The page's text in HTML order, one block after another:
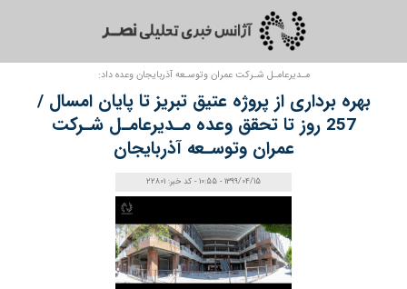
مـدیرعامـل شـرکت عمران وتوسـعه آذربایجان وعده داد:
بهره برداری از پروژه عتیق تبریز تا پایان امسال /
257 روز تا تحقق وعده مـدیرعامـل شـرکت
عمران وتوسـعه آذربایجان
1399/04/15 - 10:55 - کد خبر: 22801